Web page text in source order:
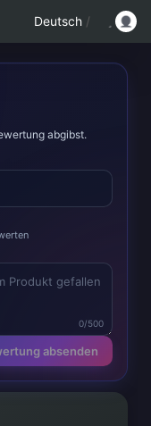
Deutsch /
abgibst.
0/500
absenden